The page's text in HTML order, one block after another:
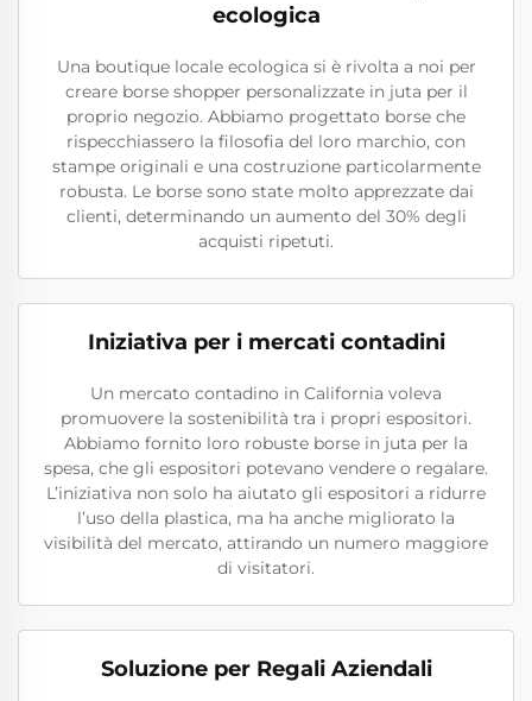
ecologica
Una boutique locale ecologica si è rivolta a noi per
creare borse shopper personalizzate in juta per il
proprio negozio. Abbiamo progettato borse che
rispecchiassero la filosofia del loro marchio, con
stampe originali e una costruzione particolarmente
robusta. Le borse sono state molto apprezzate dai
clienti, determinando un aumento del 30% degli
acquisti ripetuti.
Iniziativa per i mercati contadini
Un mercato contadino in California voleva
promuovere la sostenibilità tra i propri espositori.
Abbiamo fornito loro robuste borse in juta per la
spesa, che gli espositori potevano vendere o regalare.
L’iniziativa non solo ha aiutato gli espositori a ridurre
l’uso della plastica, ma ha anche migliorato la
visibilità del mercato, attirando un numero maggiore
di visitatori.
Soluzione per Regali Aziendali